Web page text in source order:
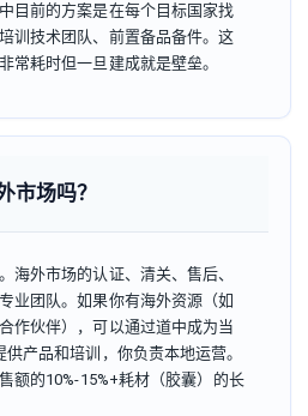
目前的方案是在每个目标国家找
训技术团队、前置备品备件。这
常耗时但一旦建成就是壁垒。
市场吗？
海外市场的认证、清关、售后、
业团队。如果你有海外资源（如
作伙伴），可以通过道中成为当
产品和培训，你负责本地运营。
额的10%-15%+耗材（胶囊）的长